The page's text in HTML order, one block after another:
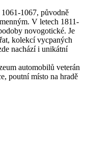
1067, původně
V letech 1811-
novogotické. Je
kolekcí vycpaných
nachází i unikátní
automobilů veterán
poutní místo na hradě